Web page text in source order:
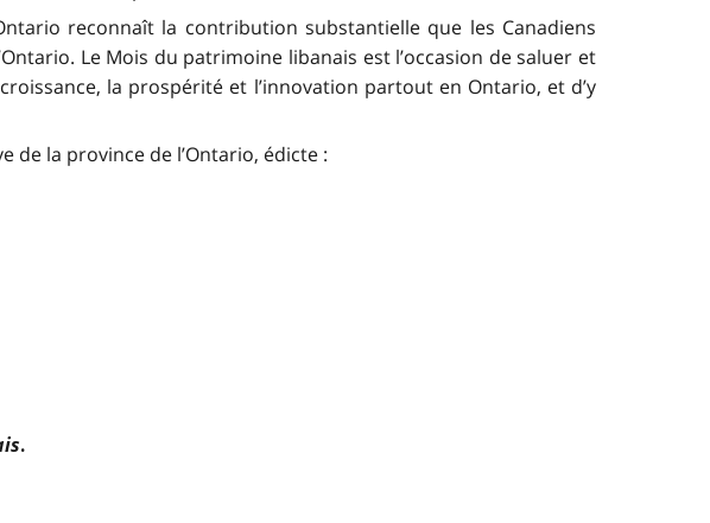
reconnaît la contribution substantielle que les Canadiens
Le Mois du patrimoine libanais est l’occasion de saluer et
la prospérité et l’innovation partout en Ontario, et d’y
de la province de l’Ontario, édicte :
.